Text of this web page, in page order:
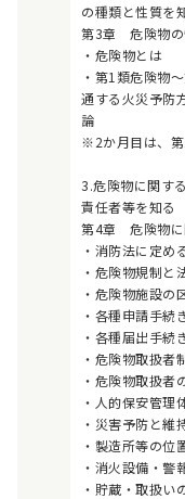
の種類と性質を
第3章 危険物の
・危険物とは
・第1類危険物
通する火災予防
論
※2か月目は、
3.危険物に関す
責任者等を知る
第4章 危険物に
・消防法に定め
・危険物規制と
・危険物施設の
・各種申請手続
・各種届出手続
・危険物取扱者
・危険物取扱者
・人的保安管理
・災害予防と維
・製造所等の位
・消火設備・警
・貯蔵・取扱い